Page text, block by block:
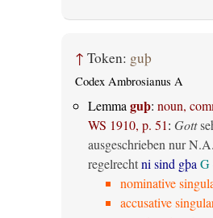
↑ Token: guþ
Codex Ambrosianus A
Lemmaguþ: noun,
WS 1910, p. 51: Gott
ausgeschrieben nur
regelrechtni sind gþa G
nominative
accusative